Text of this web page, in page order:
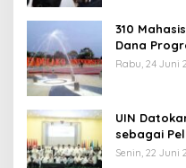
310
Dana
Sulteng:
Rabu, 24 Juni
UIN
sebagai
Senin, 22 Juni